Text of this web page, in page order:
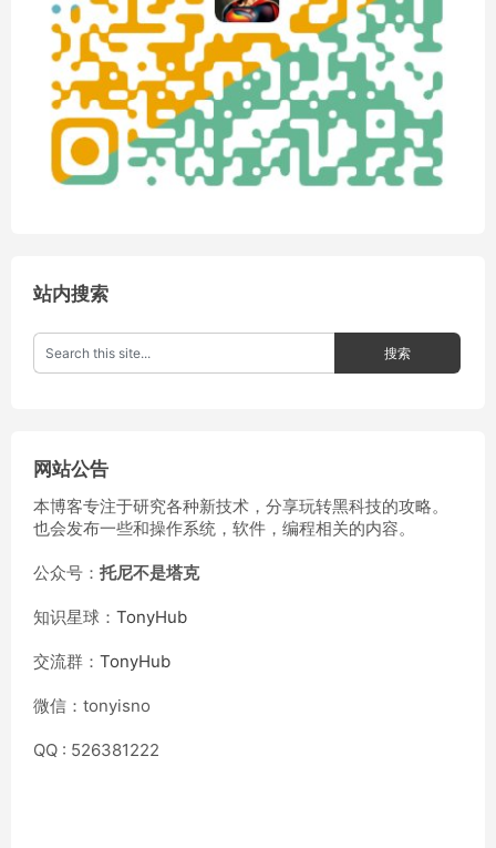
站内搜索
网站公告
本博客专注于研究各种新技术，分享玩转黑科技的攻略。
也会发布一些和操作系统，软件，编程相关的内容。
公众号： 托尼不是塔克
知识星球： TonyHub
交流群： TonyHub
微信：tonyisno
QQ : 526381222